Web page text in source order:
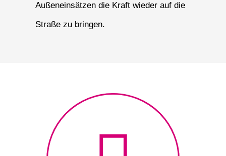
Außeneinsätzen die Kraft wieder auf die
Straße zu bringen.